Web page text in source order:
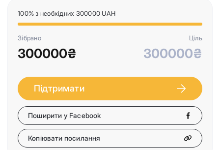
100% з необхідних 300000 UAH
Зібрано
300000₴
Ціль
300000₴
Підтримати
Поширити у Facebook
Копіювати посилання